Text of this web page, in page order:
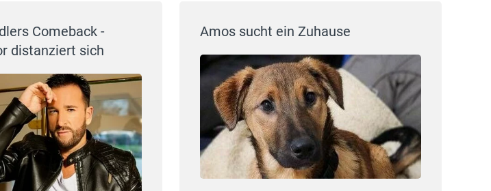
Comeback -
distanziert sich
Amos sucht ein Zuhause